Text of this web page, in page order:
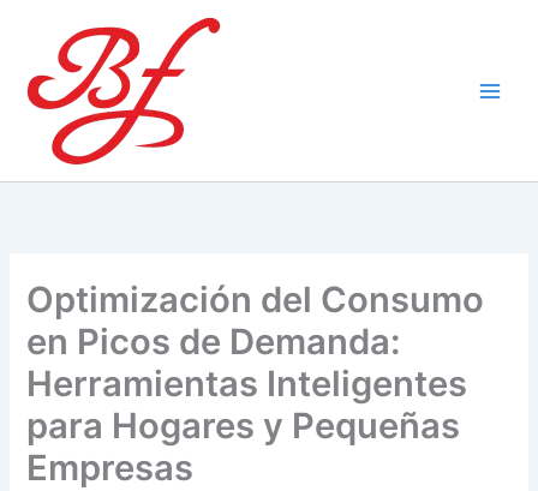
contenido
Optimización del Consumo
en Picos de Demanda:
Herramientas Inteligentes
para Hogares y Pequeñas
Empresas